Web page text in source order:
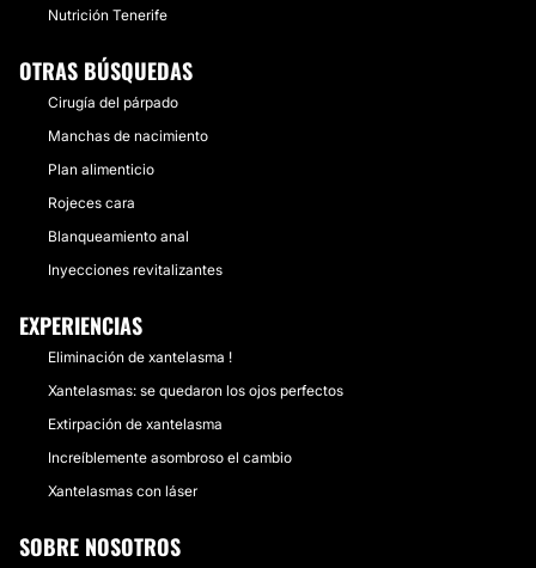
Nutrición Tenerife
OTRAS BÚSQUEDAS
Cirugía del párpado
Manchas de nacimiento
Plan alimenticio
Rojeces cara
Blanqueamiento anal
Inyecciones revitalizantes
EXPERIENCIAS
Eliminación de xantelasma !
Xantelasmas: se quedaron los ojos perfectos
Extirpación de xantelasma
Increíblemente asombroso el cambio
Xantelasmas con láser
SOBRE NOSOTROS